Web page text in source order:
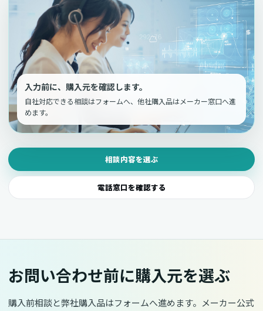
相談内容を選ぶ
電話窓口を確認する
入力前に、購入元を確認します。
自社対応できる相談はフォームへ、他社購入品はメーカー窓口へ進
めます。
お問い合わせ前に購入元を選ぶ
購入前相談と弊社購入品はフォームへ進めます。メーカー公式